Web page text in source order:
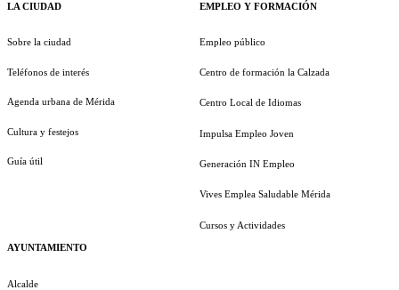
LA CIUDAD
Sobre la ciudad
Teléfonos de interés
Agenda urbana de Mérida
Cultura y festejos
Guía útil
AYUNTAMIENTO
Alcalde
EMPLEO Y FORMACIÓN
Empleo público
Centro de formación la Calzada
Centro Local de Idiomas
Impulsa Empleo Joven
Generación IN Empleo
Vives Emplea Saludable Mérida
Cursos y Actividades